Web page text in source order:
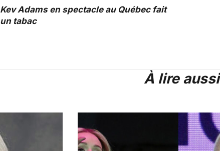
Kev Adams en spectacle au Québec fait
un tabac
À lire aussi